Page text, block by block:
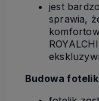
jest
sprawia,
Budowa